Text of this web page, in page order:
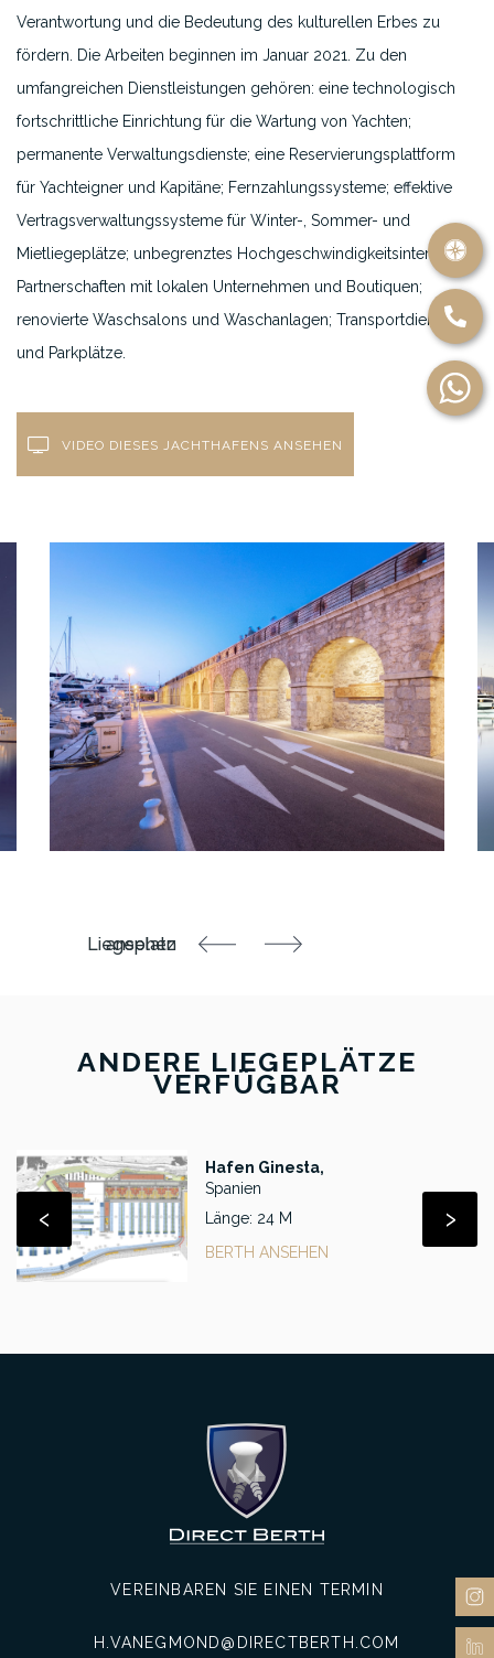
Verantwortung und die Bedeutung des kulturellen Erbes zu
fördern. Die Arbeiten beginnen im Januar 2021. Zu den
umfangreichen Dienstleistungen gehören: eine technologisch
fortschrittliche Einrichtung für die Wartung von Yachten;
permanente Verwaltungsdienste; eine Reservierungsplattform
für Yachteigner und Kapitäne; Fernzahlungssysteme; effektive
Vertragsverwaltungssysteme für Winter-, Sommer- und
Mietliegeplätze; unbegrenztes Hochgeschwindigkeitsinternet;
Partnerschaften mit lokalen Unternehmen und Boutiquen;
renovierte Waschsalons und Waschanlagen; Transportdienste
und Parkplätze.
VIDEO DIESES JACHTHAFENS ANSEHEN
ANDERE LIEGEPLÄTZE
VERFÜGBAR
Hafen Ginesta,
Spanien
Länge: 24 M
BERTH ANSEHEN
‹ ›
VEREINBAREN SIE EINEN TERMIN
H.VANEGMOND@DIRECTBERTH.COM